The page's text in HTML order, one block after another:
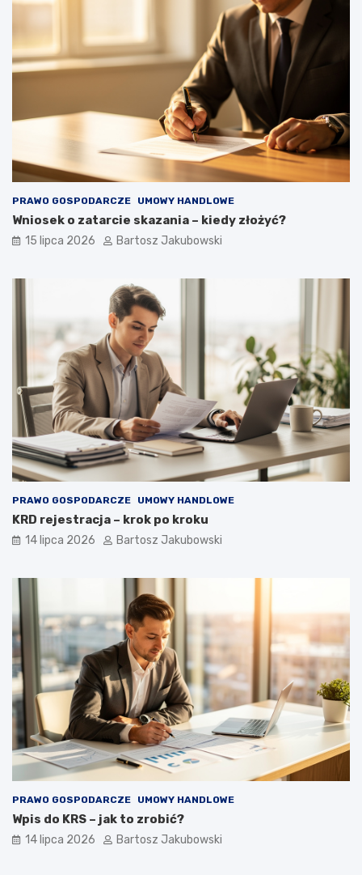
PRAWO GOSPODARCZE UMOWY HANDLOWE
Wniosek o zatarcie skazania – kiedy złożyć?
15 lipca 2026 Bartosz Jakubowski
PRAWO GOSPODARCZE UMOWY HANDLOWE
KRD rejestracja – krok po kroku
14 lipca 2026 Bartosz Jakubowski
PRAWO GOSPODARCZE UMOWY HANDLOWE
Wpis do KRS – jak to zrobić?
14 lipca 2026 Bartosz Jakubowski